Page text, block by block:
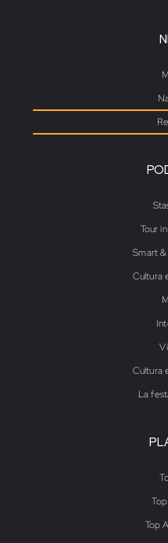
Tour
Smart
Cultura
Cultura
La
Top